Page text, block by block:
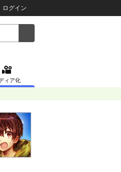
ログイン
ィア化